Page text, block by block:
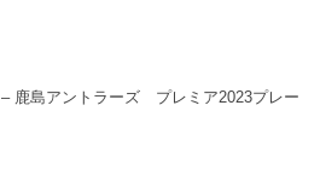
鹿島アントラーズ プレミア2023プレー